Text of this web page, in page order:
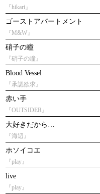
『hikari』
ゴーストアパートメント
『M&W』
硝子の瞳
『硝子の瞳』
Blood Vessel
『承認欲求』
赤い手
『OUTSIDER』
大好きだから…
『海辺』
ホソイコエ
『play』
live
『play』